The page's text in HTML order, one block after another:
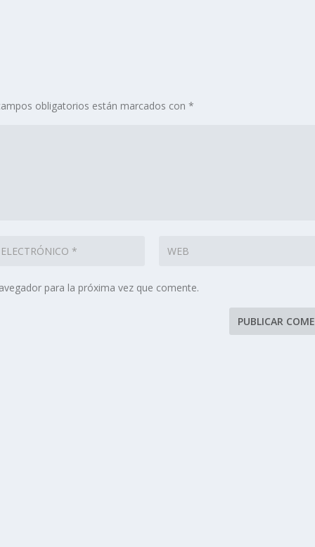
obligatorios están marcados con*
para la próxima vez que comente.